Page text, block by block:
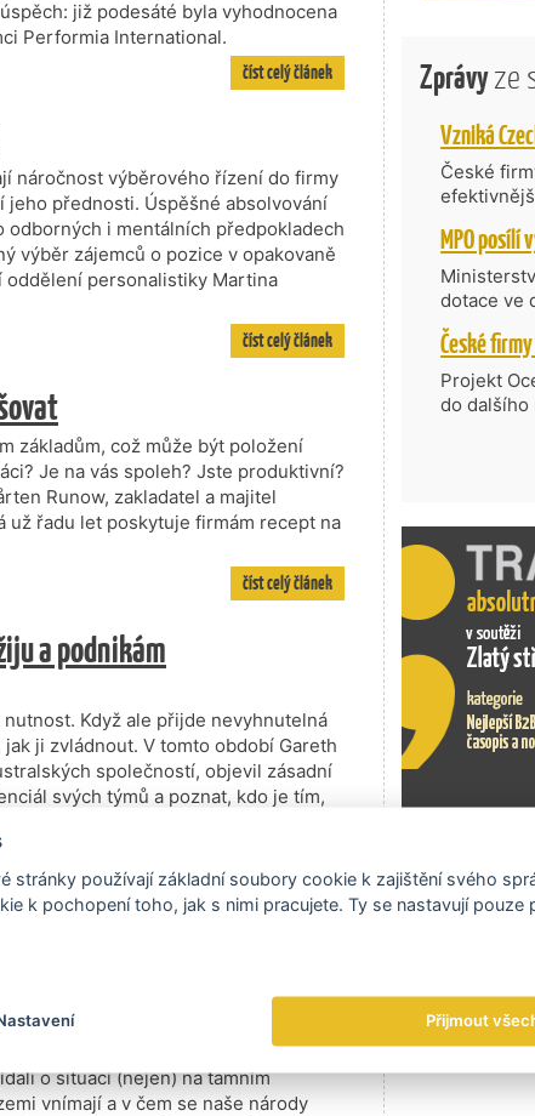
již podesáté byla vyhodnocena
Performia International.
číst celý článek
náročnost výběrového řízení do firmy
jeho přednosti. Úspěšné absolvování
i mentálních předpokladech
výběr zájemců o pozice v opakovaně
oddělení personalistiky Martina
číst celý článek
základům, což může být položení
Je na vás spoleh? Jste produktivní?
Runow, zakladatel a majitel
řadu let poskytuje firmám recept na
číst celý článek
a podnikám
Když ale přijde nevyhnutelná
ji zvládnout. V tomto období Gareth
společností, objevil zásadní
svých týmů a poznat, kdo je tím,
a jak se v posledních letech
číst celý článek
shodují se Belgičan a
hodnocení zaměstnanců. Belgičan s
kolegyně Nicoline Westerbeek a
o situaci (nejen) na tamním
vnímají a v čem se naše národy
Zprávyze
České
nabídne
zahraniční
dotace ve
Transfer,
Částkou
umělé
do
Projekt
do dalšího
prosazují
nejen
příběh.
Exportní
stránky používají základní soubory cookie k zajištění svého
k pochopení toho, jak s nimi pracujete. Ty se nastavují pouze
Přijmout